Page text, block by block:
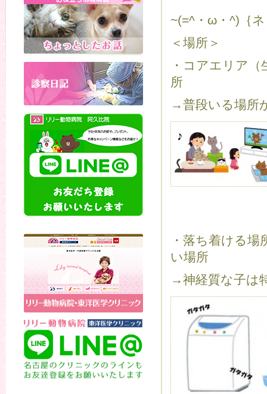
~(=^・ω・^)｛
＜場所＞
・コアエリア
所
→普段いる場所
・落ち着ける
い場所
→神経質な子は